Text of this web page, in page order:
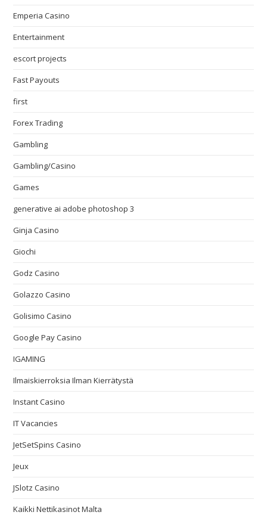
Emperia Casino
Entertainment
escort projects
Fast Payouts
first
Forex Trading
Gambling
Gambling/Casino
Games
generative ai adobe photoshop 3
Ginja Casino
Giochi
Godz Casino
Golazzo Casino
Golisimo Casino
Google Pay Casino
IGAMING
Ilmaiskierroksia Ilman Kierrätystä
Instant Casino
IT Vacancies
JetSetSpins Casino
Jeux
JSlotz Casino
Kaikki Nettikasinot Malta